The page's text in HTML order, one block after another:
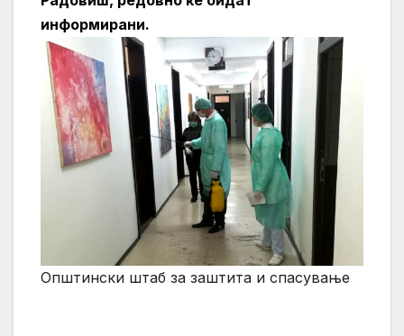
информирани.
Општински штаб за заштита и спасување